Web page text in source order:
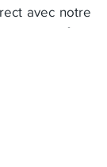
avec notre
vous profitez